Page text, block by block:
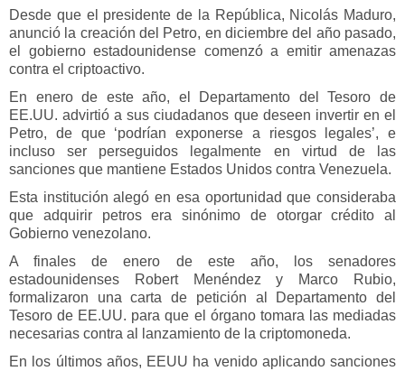
Desde que el presidente de la República, Nicolás Maduro,
anunció la creación del Petro, en diciembre del año pasado,
el gobierno estadounidense comenzó a emitir amenazas
contra el criptoactivo.
En enero de este año, el Departamento del Tesoro de
EE.UU. advirtió a sus ciudadanos que deseen invertir en el
Petro, de que ‘podrían exponerse a riesgos legales’, e
incluso ser perseguidos legalmente en virtud de las
sanciones que mantiene Estados Unidos contra Venezuela.
Esta institución alegó en esa oportunidad que consideraba
que adquirir petros era sinónimo de otorgar crédito al
Gobierno venezolano.
A finales de enero de este año, los senadores
estadounidenses Robert Menéndez y Marco Rubio,
formalizaron una carta de petición al Departamento del
Tesoro de EE.UU. para que el órgano tomara las mediadas
necesarias contra al lanzamiento de la criptomoneda.
En los últimos años, EEUU ha venido aplicando sanciones